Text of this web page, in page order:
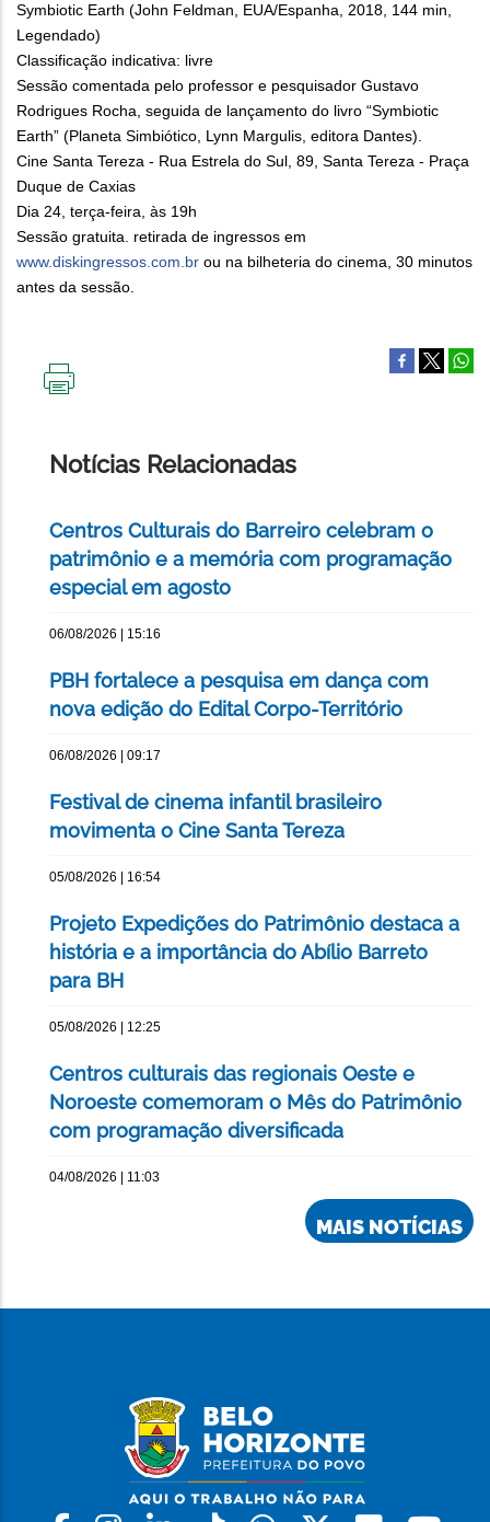
Symbiotic Earth (John Feldman, EUA/Espanha, 2018, 144 min,
Legendado)
Classificação indicativa: livre
Sessão comentada pelo professor e pesquisador Gustavo
Rodrigues Rocha, seguida de lançamento do livro “Symbiotic
Earth” (Planeta Simbiótico, Lynn Margulis, editora Dantes).
Cine Santa Tereza - Rua Estrela do Sul, 89, Santa Tereza - Praça
Duque de Caxias
Dia 24, terça-feira, às 19h
Sessão gratuita. retirada de ingressos em
www.diskingressos.com.br ou na bilheteria do cinema, 30 minutos
antes da sessão.
Notícias Relacionadas
Centros Culturais do Barreiro celebram o
patrimônio e a memória com programação
especial em agosto
06/08/2026 | 15:16
PBH fortalece a pesquisa em dança com
nova edição do Edital Corpo-Território
06/08/2026 | 09:17
Festival de cinema infantil brasileiro
movimenta o Cine Santa Tereza
05/08/2026 | 16:54
Projeto Expedições do Patrimônio destaca a
história e a importância do Abílio Barreto
para BH
05/08/2026 | 12:25
Centros culturais das regionais Oeste e
Noroeste comemoram o Mês do Patrimônio
com programação diversificada
04/08/2026 | 11:03
MAIS NOTÍCIAS